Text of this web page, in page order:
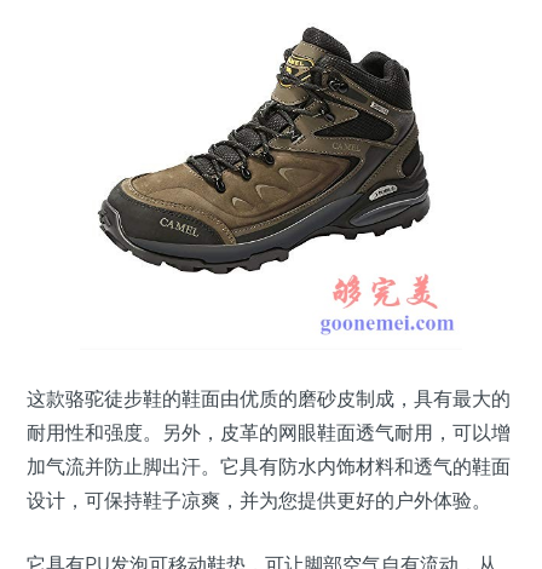
这款骆驼徒步鞋的鞋面由优质的磨砂皮制成，具有最大的
耐用性和强度。另外，皮革的网眼鞋面透气耐用，可以增
加气流并防止脚出汗。它具有防水内饰材料和透气的鞋面
设计，可保持鞋子凉爽，并为您提供更好的户外体验。
它具有PU发泡可移动鞋垫，可让脚部空气自有流动，从